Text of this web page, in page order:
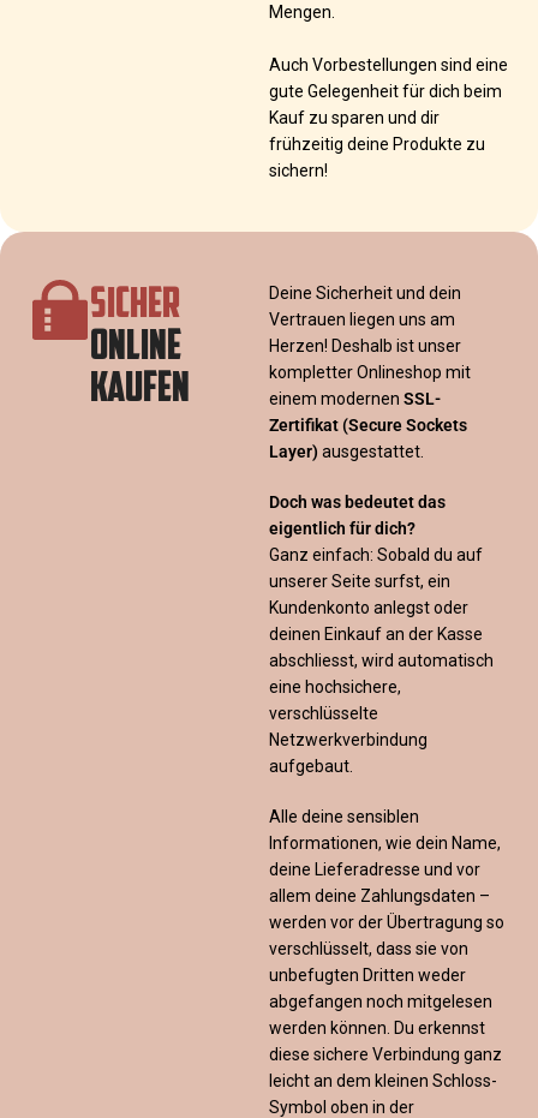
Mengen.
Auch Vorbestellungen sind eine
gute Gelegenheit für dich beim
Kauf zu sparen und dir
frühzeitig deine Produkte zu
sichern!
SICHER
ONLINE
KAUFEN
Deine Sicherheit und dein
Vertrauen liegen uns am
Herzen! Deshalb ist unser
kompletter Onlineshop mit
einem modernen SSL-
Zertifikat (Secure Sockets
Layer) ausgestattet.
Doch was bedeutet das
eigentlich für dich?
Ganz einfach: Sobald du auf
unserer Seite surfst, ein
Kundenkonto anlegst oder
deinen Einkauf an der Kasse
abschliesst, wird automatisch
eine hochsichere,
verschlüsselte
Netzwerkverbindung
aufgebaut.
Alle deine sensiblen
Informationen, wie dein Name,
deine Lieferadresse und vor
allem deine Zahlungsdaten –
werden vor der Übertragung so
verschlüsselt, dass sie von
unbefugten Dritten weder
abgefangen noch mitgelesen
werden können. Du erkennst
diese sichere Verbindung ganz
leicht an dem kleinen Schloss-
Symbol oben in der